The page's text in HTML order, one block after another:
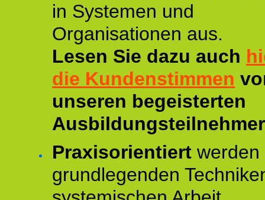
in Systemen und
Organisationen aus.
Lesen Sie dazu auch
die Kundenstimmen
unseren begeisterten
Praxisorientiert werden
grundlegenden